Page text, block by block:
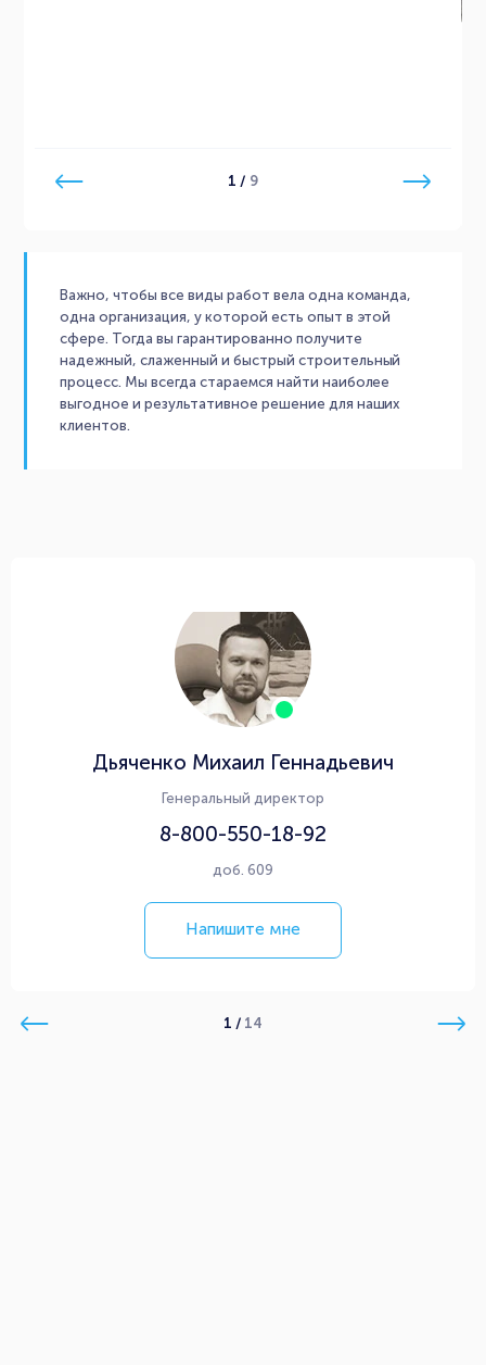
1 / 9
Важно, чтобы все виды работ вела одна команда,
одна организация, у которой есть опыт в этой
сфере. Тогда вы гарантированно получите
надежный, слаженный и быстрый строительный
процесс. Мы всегда стараемся найти наиболее
выгодное и результативное решение для наших
клиентов.
1 / 14
Дьяченко Михаил Геннадьевич
Генеральный директор
8-800-550-18-92
доб. 609
Напишите мне